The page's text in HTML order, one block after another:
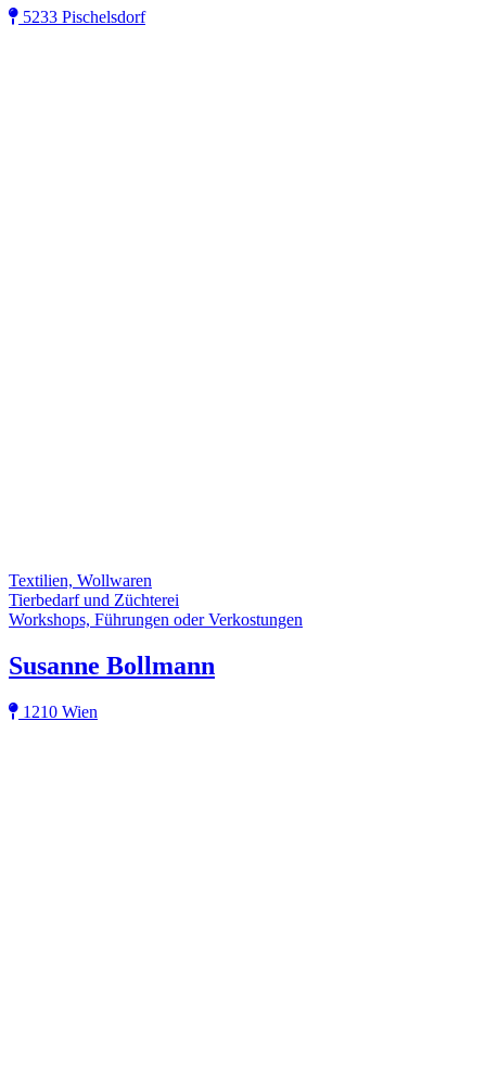
5233 Pischelsdorf
Textilien, Wollwaren
Tierbedarf und Züchterei
Workshops, Führungen oder Verkostungen
Susanne Bollmann
1210 Wien